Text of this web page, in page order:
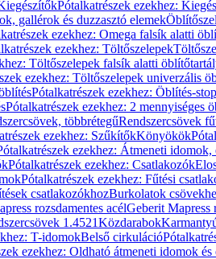
Pótalkatrészek ezekhez:
gallérok és duzzasztó elemek
ezekhez: Omega falsík alatti
ezekhez: Töltőszelepek
Töltőszelepek falsík alatti
ezekhez: Töltőszelepek univerzális
Pótalkatrészek ezekhez: Öblítés-
Pótalkatrészek ezekhez: 2 mennyiséges
többrétegűRendszercsövek
ezekhez: SzűkítőkKönyökök
ezekhez: Átmeneti idomok,
Pótalkatrészek ezekhez: Csatlakozók
Pótalkatrészek ezekhez: Fűtési
csatlakozókhozBurkolatok
rozsdamentes acélGeberit Mapress
1.4521Közdarabok
T-idomokBelső cirkuláció
ezekhez: Oldható átmeneti idomok és